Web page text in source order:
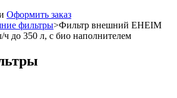
Оформить заказ
фильтры>Фильтр внешний EHEIM
ч до 350 л, с био наполнителем